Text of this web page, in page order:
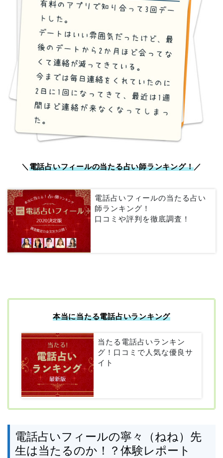
＼ 電話占いフィールの当たる占い師ランキング！／
電話占いフィールの当たる占い
師ランキング！
口コミや評判を徹底調査！
本当に当たる電話占いランキング
当たる電話占いランキン
グ！口コミで人気な優良サ
イト
電話占いフィールの寧々（ねね）先
生は当たるのか！？体験レポート